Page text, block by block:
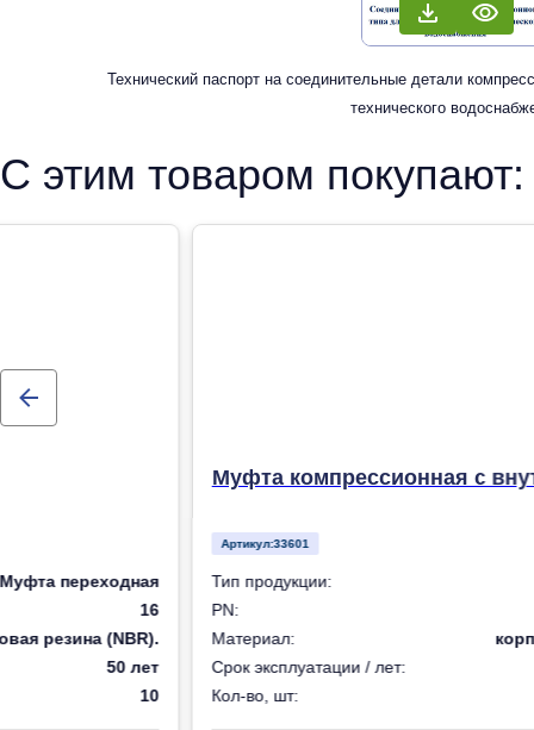
Технический паспорт на соединительные детали
технического
С этим товаром покупают:
Муфта переходная
16
резина (NBR).
50 лет
10
Муфта компрессионная с
Артикул:33601
Тип продукции:
PN:
Материал:
Срок эксплуатации / лет:
Кол-во, шт: